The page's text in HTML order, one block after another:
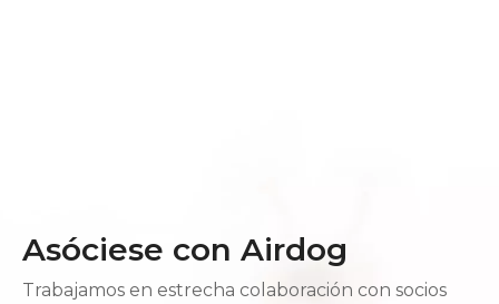
Asóciese con Airdog
Trabajamos en estrecha colaboración con socios